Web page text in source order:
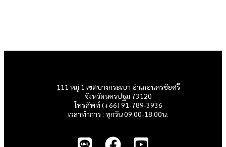
111 หมู่ 1 เขตบางกระเบา อำเภอนครชัยศรี
จังหวัดนครปฐม 73120
โทรศัพท์ (+66) 91-789-3936
เวลาทำการ : ทุกวัน 09.00-18.00น.